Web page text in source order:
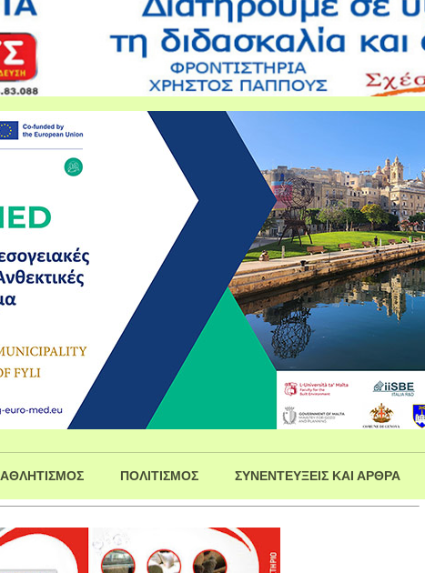
ΑΘΛΗΤΙΣΜΟΣ ΠΟΛΙΤΙΣΜΟΣ ΣΥΝΕΝΤΕΥΞΕΙΣ ΚΑΙ ΑΡΘΡΑ